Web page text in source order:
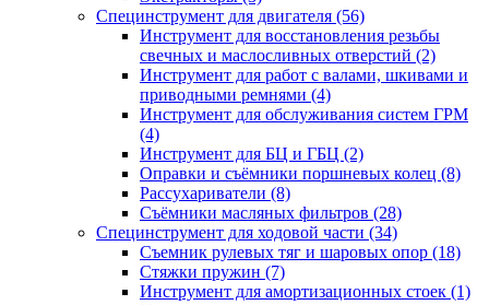
Специнструмент для двигателя (56)
Инструмент для восстановления резьбы
свечных и маслосливных отверстий (2)
Инструмент для работ с валами, шкивами и
приводными ремнями (4)
Инструмент для обслуживания систем ГРМ
(4)
Инструмент для БЦ и ГБЦ (2)
Оправки и съёмники поршневых колец (8)
Рассухариватели (8)
Съёмники масляных фильтров (28)
Специнструмент для ходовой части (34)
Съемник рулевых тяг и шаровых опор (18)
Стяжки пружин (7)
Инструмент для амортизационных стоек (1)